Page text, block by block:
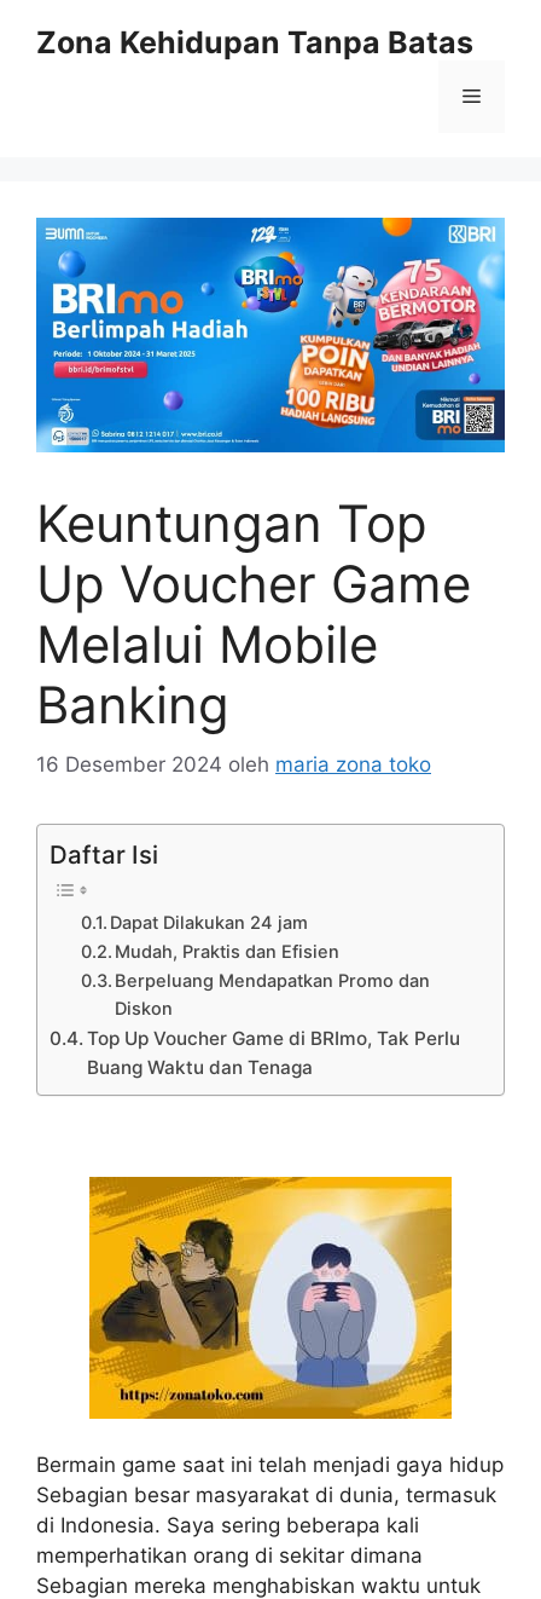
Zona Kehidupan Tanpa Batas
Menu
Keuntungan Top
Up Voucher Game
Melalui Mobile
Banking
16 Desember 2024 oleh maria zona toko
Daftar Isi
Dapat Dilakukan 24 jam
Mudah, Praktis dan Efisien
Berpeluang Mendapatkan Promo dan
Diskon
Top Up Voucher Game di BRImo, Tak Perlu
Buang Waktu dan Tenaga
Bermain game saat ini telah menjadi gaya hidup
Sebagian besar masyarakat di dunia, termasuk
di Indonesia. Saya sering beberapa kali
memperhatikan orang di sekitar dimana
Sebagian mereka menghabiskan waktu untuk